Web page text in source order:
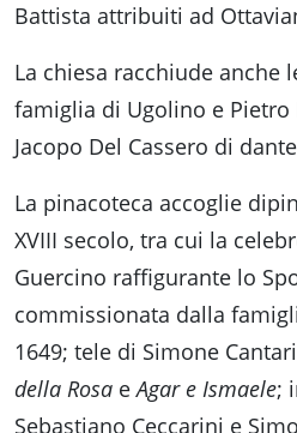
Facebook
Youtube
TikTok
Battista attribuiti ad
La chiesa racchiude anche
famiglia di Ugolino e Pietro
Jacopo Del Cassero di
La pinacoteca accoglie
XVIII secolo, tra cui la
Guercino raffigurante lo
commissionata dalla
1649; tele di Simone
della Rosa eAgar e Ismaele;
Sebastiano Ceccarini e